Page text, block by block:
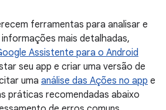
ferramentas para analisar e
mais detalhadas,
Assistente para o Android
seu app e criar uma versão de
uma análise das Ações no app e
práticas recomendadas abaixo